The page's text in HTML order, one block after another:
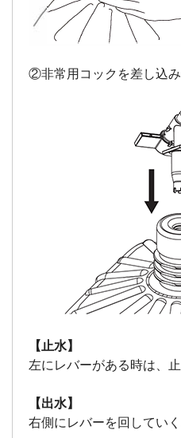
【止水】
左にレバーがある時は、止
【出水】
右側にレバーを回してい